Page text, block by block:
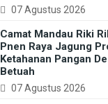
07 Agustus 2026
Camat Mandau Riki
Pnen Raya Jagung
Ketahanan Pangan
Betuah
07 Agustus 2026